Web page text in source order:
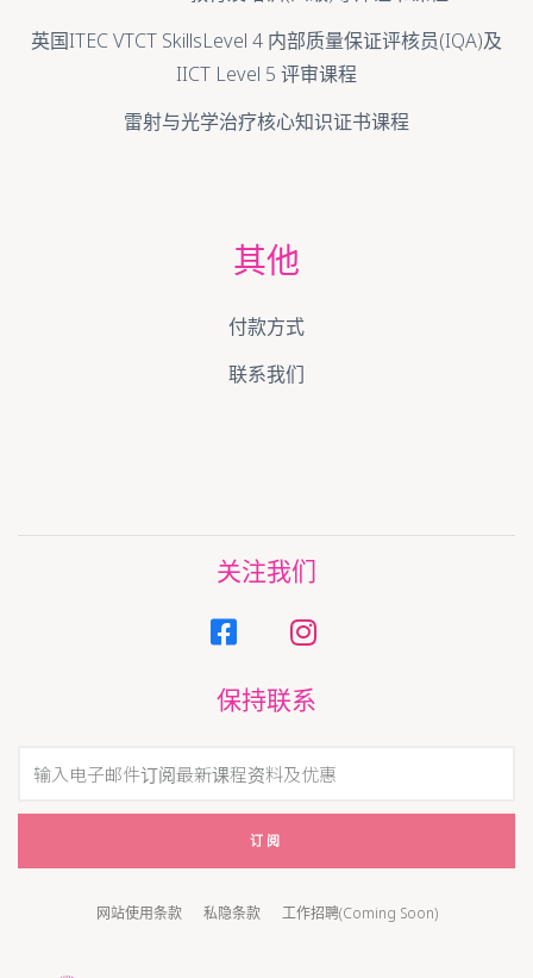
英国ITEC VTCT SkillsLevel 4 内部质量保证评核员(IQA)及
IICT Level 5 评审课程
雷射与光学治疗核心知识证书课程
其他
付款方式
联系我们
关注我们
保持联系
订阅
网站使用条款 私隐条款 工作招聘(Coming Soon)